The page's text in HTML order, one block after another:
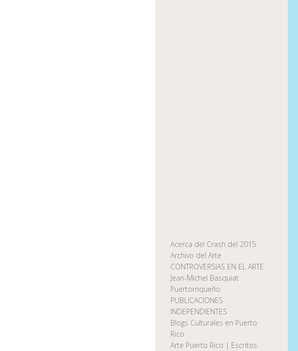
Acerca del Crash del 2015
Archivo del Arte
CONTROVERSIAS EN EL ARTE
Jean-Michel Basquiat
Puertorriqueño
PUBLICACIONES
INDEPENDIENTES
Blogs Culturales en Puerto
Rico
Arte Puerto Rico | Escritos